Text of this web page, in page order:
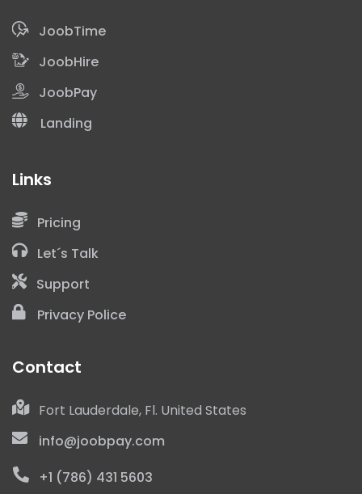
JoobTime
JoobHire
JoobPay
Landing
Links
Pricing
Let´s Talk
Support
Privacy Police
Contact
Fort Lauderdale, Fl. United States
info@joobpay.com
+1 (786) 431 5603
Este sitio está protegido por reCAPTCHA y se aplican las
Privacidad